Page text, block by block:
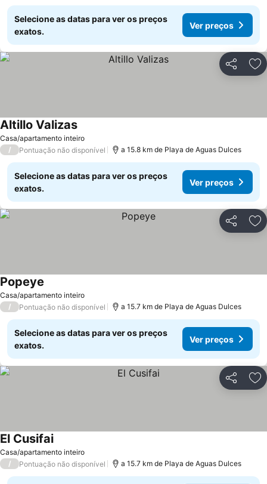
Selecione as datas para ver os preços
exatos.
Ver preços
Partilhar
Casa/apartamento inteiro
Altillo ValizasVer preços
/ Pontuação não disponível a 15.8 km de Playa de Aguas Dulces
Selecione as datas para ver os preços
exatos.
Ver preços
Partilhar
Casa/apartamento inteiro
Popeye
/ Pontuação não disponível a 15.7 km de Playa de Aguas Dulces
Selecione as datas para ver os preços
exatos.
Ver preços
Partilhar
Casa/apartamento inteiro
El CusifaiVer preços
/ Pontuação não disponível a 15.7 km de Playa de Aguas Dulces